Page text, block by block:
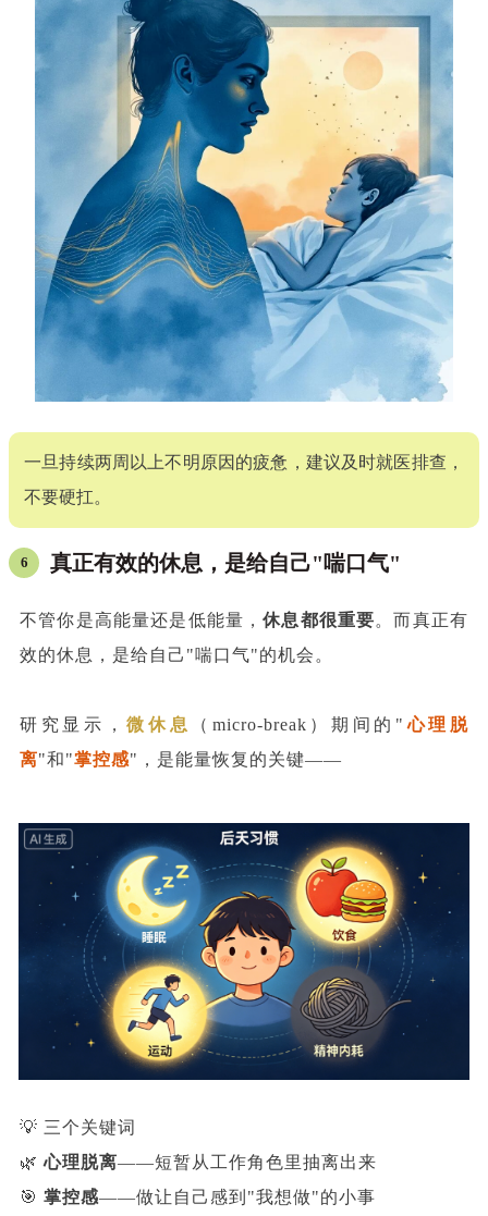
一旦持续两周以上不明原因的疲惫，建议及时就医排查，
不要硬扛。
6 真正有效的休息，是给自己"喘口气"
不管你是高能量还是低能量，休息都很重要。而真正有
效的休息，是给自己"喘口气"的机会。
研究显示，微休息 （micro-break）期间的" 心理脱
离"和"掌控感"，是能量恢复的关键——
💡 三个关键词
🌿心理脱离——短暂从工作角色里抽离出来
🎯 掌控感——做让自己感到"我想做"的小事